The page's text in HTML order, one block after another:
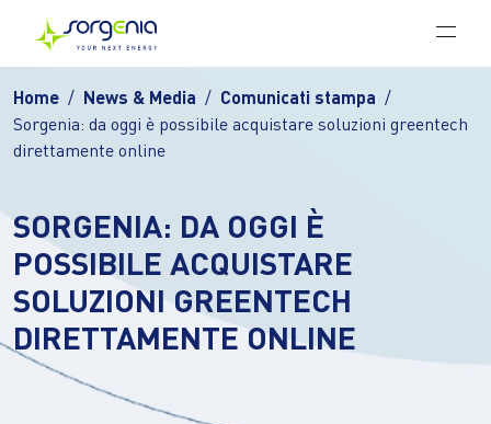
Vai al contenuto principale
Home News & Media
Comunicati stampa
Sorgenia: da oggi è possibile acquistare soluzioni greentech
direttamente online
SORGENIA: DA OGGI È
POSSIBILE ACQUISTARE
SOLUZIONI GREENTECH
DIRETTAMENTE ONLINE